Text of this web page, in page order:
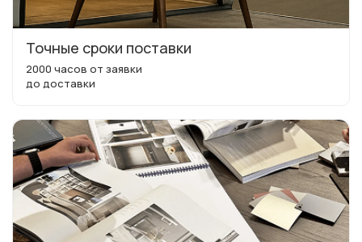
Точные сроки поставки
2000 часов от заявки
до доставки